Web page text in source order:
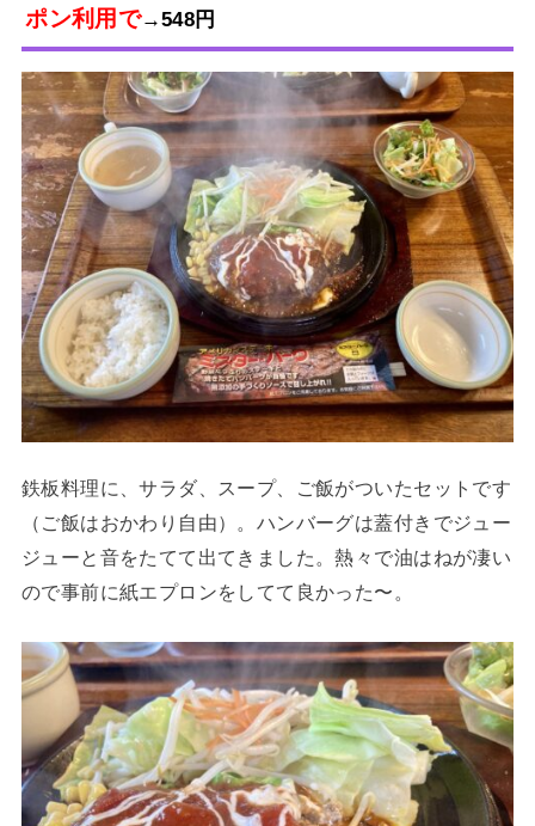
ポン利用で→548円
鉄板料理に、サラダ、スープ、ご飯がついたセットです
（ご飯はおかわり自由）。ハンバーグは蓋付きでジュー
ジューと音をたてて出てきました。熱々で油はねが凄い
ので事前に紙エプロンをしてて良かった〜。